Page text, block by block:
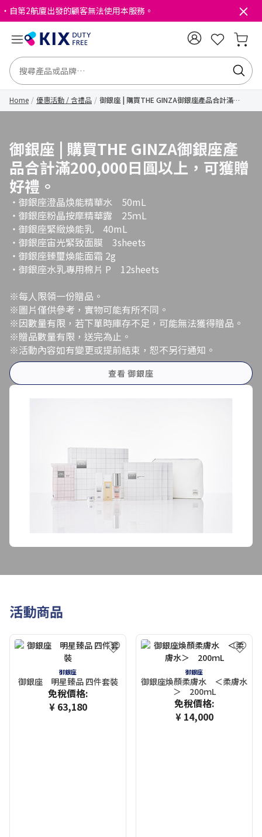
・自第2航廈出發的顧客無法使用本服務。
Home 優惠活動 / 含禮品
御銀座 | 購買THE GINZA御銀座產品合計滿
200,000日圓以上，可獲贈好禮。
御銀座 | 購買THE GINZA御銀座產
品合計滿200,000日圓以上，可獲贈
好禮。
・御銀座澄晶焕能精華水 50mL
・御銀座粉晶按摩精華露 25ｍL
・御銀座緊緻煥能乳 40mL
・御銀座宙光緊致面膜 3sheets
・御銀座臻璽煥能面霜 2g
・御銀座水乳專用棉片 P 12sheets
※每人限領一份贈品。
※圖片僅供參考，實物可能有所不同。
※因數量有限，若下單時庫存不足，可能無法獲得贈品。
※贈品數量有限，送完為止。
※活動內容如有變更或提前結束，恕不另行通知。
查看 御銀座
活動商品
御銀座
御銀座 明星臻品 四件套裝
免稅價格:
¥ 63,180
御銀座
御銀座煥顏柔膚水 ＜柔膚水
＞ 200ｍL
免稅價格:
¥ 14,000